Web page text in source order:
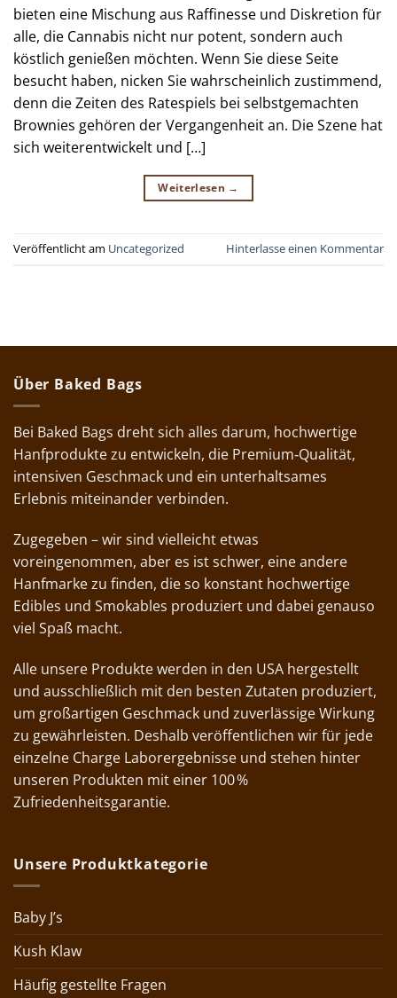
bieten eine Mischung aus Raffinesse und Diskretion für
alle, die Cannabis nicht nur potent, sondern auch
köstlich genießen möchten. Wenn Sie diese Seite
besucht haben, nicken Sie wahrscheinlich zustimmend,
denn die Zeiten des Ratespiels bei selbstgemachten
Brownies gehören der Vergangenheit an. Die Szene hat
sich weiterentwickelt und […]
Weiterlesen →
Veröffentlicht am Uncategorized Hinterlasse einen Kommentar
Über Baked Bags
Bei Baked Bags dreht sich alles darum, hochwertige
Hanfprodukte zu entwickeln, die Premium‑Qualität,
intensiven Geschmack und ein unterhaltsames
Erlebnis miteinander verbinden.
Zugegeben – wir sind vielleicht etwas
voreingenommen, aber es ist schwer, eine andere
Hanfmarke zu finden, die so konstant hochwertige
Edibles und Smokables produziert und dabei genauso
viel Spaß macht.
Alle unsere Produkte werden in den USA hergestellt
und ausschließlich mit den besten Zutaten produziert,
um großartigen Geschmack und zuverlässige Wirkung
zu gewährleisten. Deshalb veröffentlichen wir für jede
einzelne Charge Laborergebnisse und stehen hinter
unseren Produkten mit einer 100 %
Zufriedenheitsgarantie.
Unsere Produktkategorie
Baby J’s
Kush Klaw
Häufig gestellte Fragen